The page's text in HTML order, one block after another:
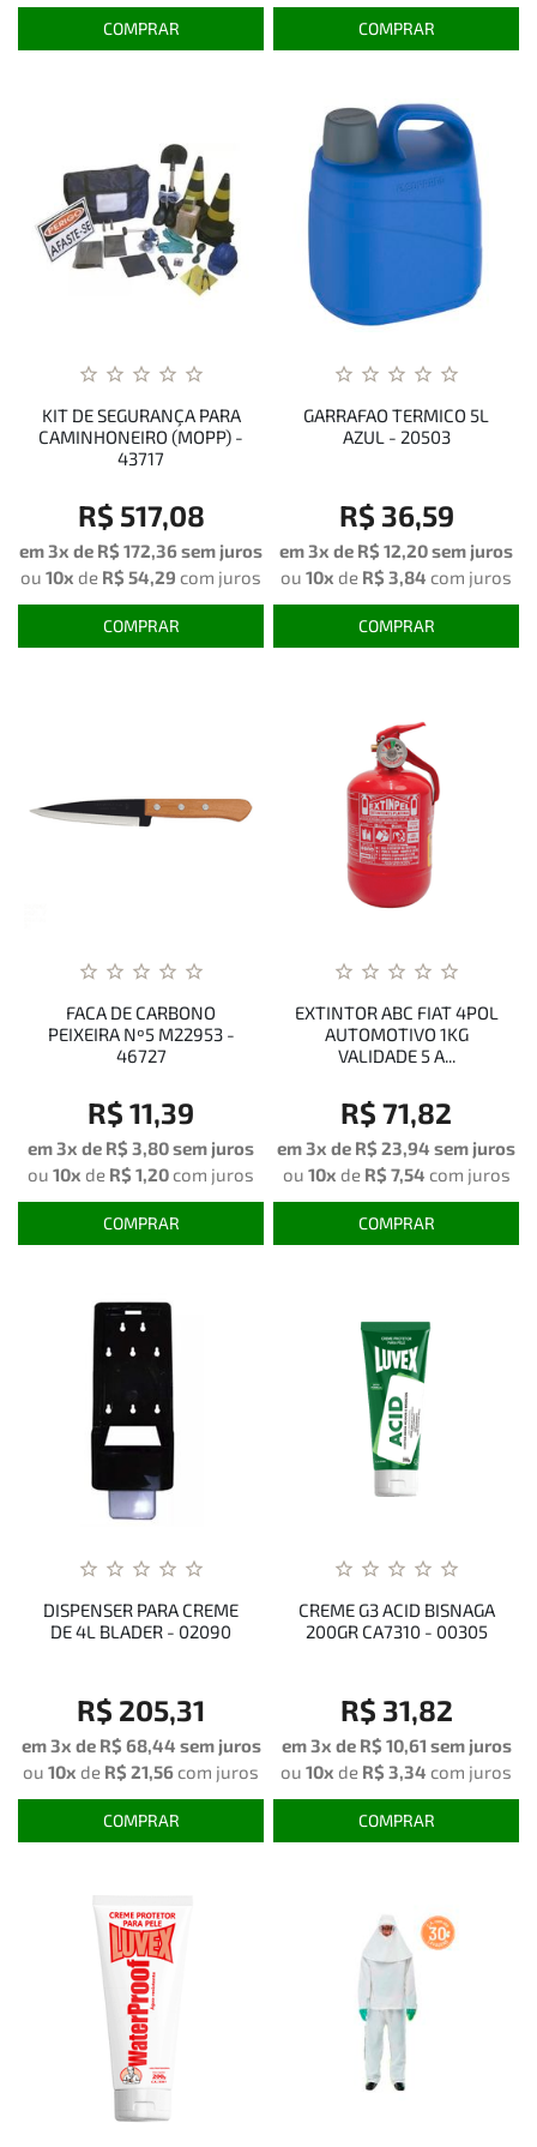
COMPRAR COMPRAR
KIT DE SEGURANÇA PARA
CAMINHONEIRO (MOPP) -
43717
R$ 517,08
em 3x de R$ 172,36sem juros
ou 10x de R$ 54,29 com juros
COMPRAR
GARRAFAO TERMICO 5L
AZUL - 20503
R$ 36,59
em 3x de R$ 12,20sem juros
ou 10x de R$ 3,84 com juros
COMPRAR
FACA DE CARBONO
PEIXEIRA Nº5 M22953 -
46727
R$ 11,39
em 3x de R$ 3,80sem juros
ou 10x de R$ 1,20 com juros
COMPRAR
EXTINTOR ABC FIAT 4POL
AUTOMOTIVO 1KG
VALIDADE 5 A...
R$ 71,82
em 3x de R$ 23,94 sem juros
ou 10x de R$ 7,54 com juros
COMPRAR
DISPENSER PARA CREME
DE 4L BLADER - 02090
R$ 205,31
em 3x de R$ 68,44 sem juros
ou 10x de R$ 21,56 com juros
COMPRAR
CREME G3 ACID BISNAGA
200GR CA7310 - 00305
R$ 31,82
em 3x de R$ 10,61 sem juros
ou 10x de R$ 3,34 com juros
COMPRAR